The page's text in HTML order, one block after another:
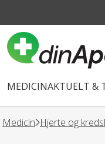
MEDICINAKTUELT &
Medicin Hjerte og